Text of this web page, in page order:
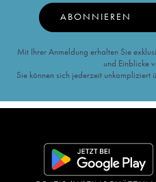
ABONNIEREN
Mit Ihrer Anmeldung erhalten Sie
und Einblicke
Sie können sich jederzeit